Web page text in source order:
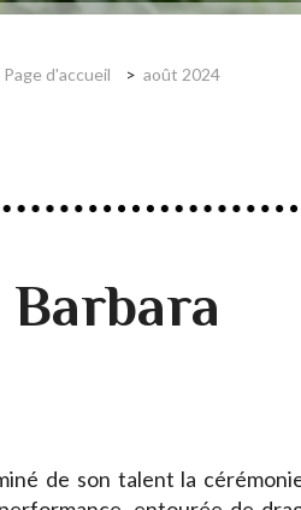
Page d'accueil août 2024
de son talent la